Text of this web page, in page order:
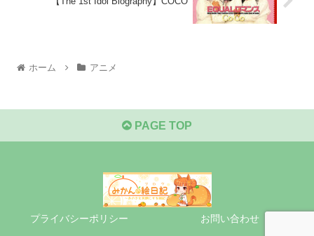
ホーム アニメ
PAGE TOP
プライバシーポリシー お問い合わせ